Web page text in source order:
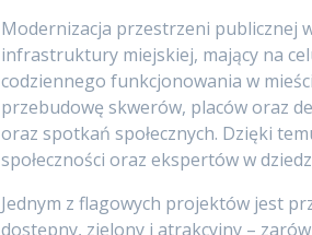
Modernizacja przestrzeni publicznej
infrastruktury miejskiej, mający na
codziennego funkcjonowania w
przebudowę skwerów, placów oraz
oraz spotkań społecznych. Dzięki
społeczności oraz ekspertów w
Jednym z flagowych projektów jest
dostępny, zielony i atrakcyjny –